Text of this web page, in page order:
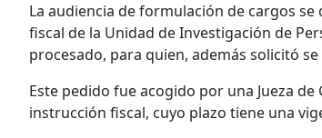
La audiencia de formulación de cargos
fiscal de la Unidad de Investigación de
procesado, para quien, además solicitó
Este pedido fue acogido por una Jueza
instrucción fiscal, cuyo plazo tiene una